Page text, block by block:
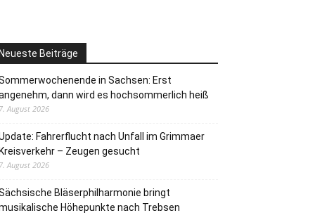
Beiträge
in Sachsen: Erst
dann wird es hochsommerlich heiß
August 2026
Fahrerflucht nach Unfall im Grimmaer
– Zeugen gesucht
August 2026
Bläserphilharmonie bringt
Höhepunkte nach Trebsen